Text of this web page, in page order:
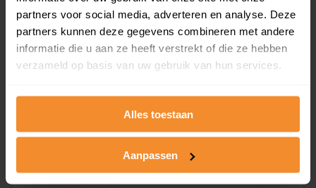
partners voor social media, adverteren en analyse. Deze
partners kunnen deze gegevens combineren met andere
informatie die u aan ze heeft verstrekt of die ze hebben
verzameld op basis van uw gebruik van hun services.
Alles toestaan
Aanpassen
Veemarkt 75
Veemarkt 77
Veemarkt 79
Veemarkt 81